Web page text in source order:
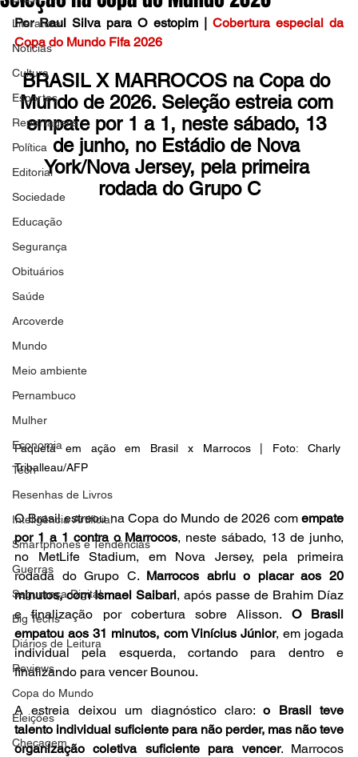
Literatura
Notícias
Cultura
Esportes
Reportagens
Política
Editorial
Sociedade
Educação
Segurança
Obituários
Saúde
Arcoverde
Mundo
Meio ambiente
Pernambuco
Mulher
Economia
Tech
Resenhas de Livros
Inteligência Artificial
Smartphones e Tendências
Guerras
Segurança Digital
Big Techs
Diários de Leitura
Reviews
Copa do Mundo
Eleições
Checagem
Por Raul Silva para O estopim | Cobertura especial da
Copa do Mundo Fifa 2026
BRASIL X MARROCOS na Copa do
Mundo de 2026. Seleção estreia com
empate por 1 a 1, neste sábado, 13
de junho, no Estádio de Nova
York/Nova Jersey, pela primeira
rodada do Grupo C
Paquetá em ação em Brasil x Marrocos | Foto: Charly
Triballeau/AFP
O Brasil estreou na Copa do Mundo de 2026 com empate
por 1 a 1 contra o Marrocos, neste sábado, 13 de junho,
no MetLife Stadium, em Nova Jersey, pela primeira
rodada do Grupo C. Marrocos abriu o placar aos 20
minutos, com Ismael Saibari, após passe de Brahim Díaz
e finalização por cobertura sobre Alisson. O Brasil
empatou aos 31 minutos, com Vinícius Júnior, em jogada
individual pela esquerda, cortando para dentro e
finalizando para vencer Bounou.
A estreia deixou um diagnóstico claro: o Brasil teve
talento individual suficiente para não perder, mas não teve
organização coletiva suficiente para vencer. Marrocos